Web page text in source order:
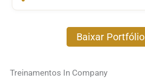
Baixar Portfólio
Treinamentos In Company